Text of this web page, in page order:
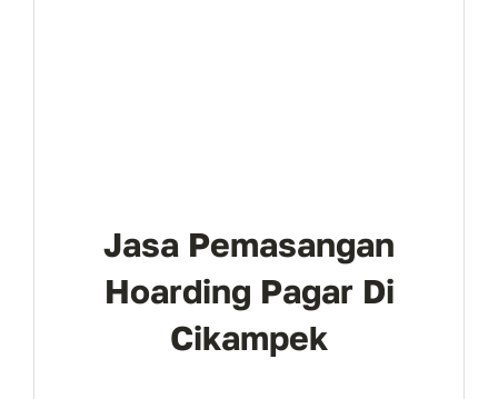
Jasa Pemasangan
Hoarding Pagar Di
Cikampek